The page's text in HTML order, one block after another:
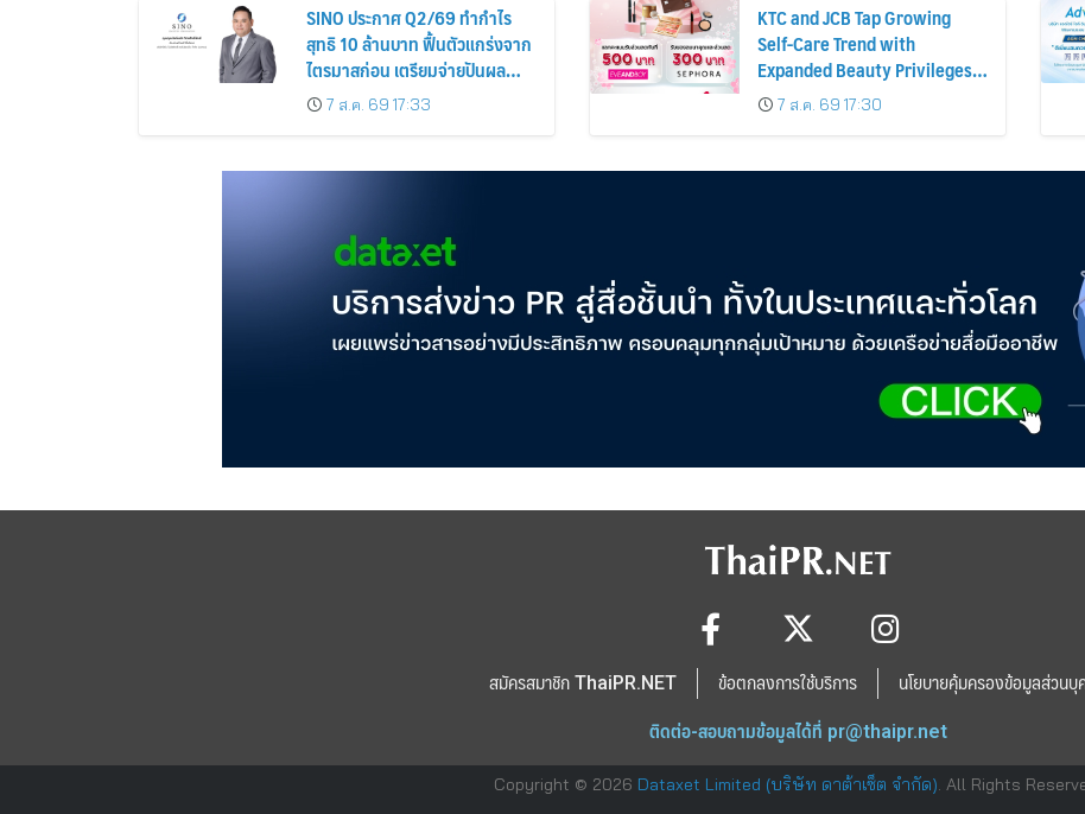
SINO ประกาศ Q2/69 ทำกำไร
สุทธิ 10 ล้านบาท ฟื้นตัวแกร่งจาก
ไตรมาสก่อน เตรียมจ่ายปันผล
ระหว่างกาล 0.014423 บาทต่อหุ้น
ครึ่งปีหลังมุ่งเติบโตต่อเนื่อง
7 ส.ค. 69 17:33
KTC and JCB Tap Growing
Self-Care Trend with
Expanded Beauty Privileges
Number of KTC JCB
Cardmembers Spending on
7 ส.ค. 69 17:30
สมัครสมาชิก ThaiPR.NET ข้อตกลงการใช้บริการ นโยบายคุ้มครองข้อมูลส่วนบุ
ติดต่อ-สอบถามข้อมูลได้ที่ pr@thaipr.net
Copyright © 2026 Dataxet Limited (บริษัท ดาต้าเซ็ต จำกัด). All Rights